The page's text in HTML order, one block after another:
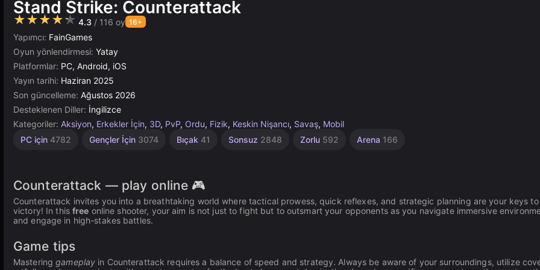
Stand Strike: Counterattack
★★★★★ 4.3 / 116 oy 16+
Yapımcı: FainGames
Oyun yönlendirmesi: Yatay
Platformlar: PC, Android, iOS
Yayın tarihi: Haziran 2025
Son güncelleme: Ağustos 2026
Desteklenen Diller: İngilizce
Kategoriler: Aksiyon, Erkekler İçin, 3D, PvP, Ordu, Fizik, Keskin Nişancı, Savaş, Mobil
PC için 4782 Gençler İçin 3074 Bıçak 41 Sonsuz 2848 Zorlu 592 Arena 166
Dövüş
Masaüstü
Kanlı
Takım
Yüksek
Asker
Tarayıcı
Unity
Counterattack — play online 🎮
Counterattack invites you into a breathtaking world where tactical prowess, quick reflexes, and strategic planning are your keys to
victory! In thisfree online shooter, your aim is not just to fight but to outsmart your opponents as you navigate immersive
and engage in high-stakes battles.
Game tips
Masteringgameplay in Counterattack requires a balance of speed and strategy. Always be aware of your surroundings, utilize